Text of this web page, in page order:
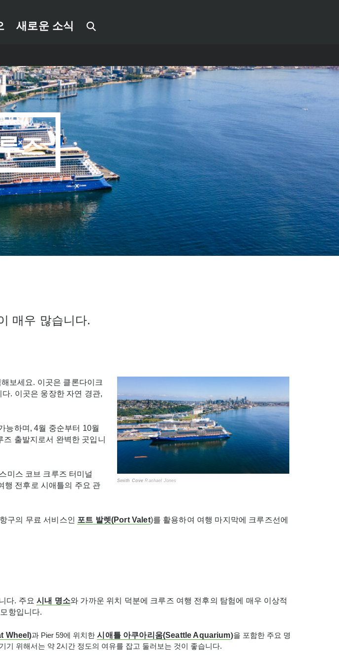
새로운 소식
즈
매우 많습니다.
Smith Cove Rachael Jones
보세요. 이곳은 클론다이크
. 이곳은 웅장한 자연 경관,
능하며, 4월 중순부터 10월
출발지로서 완벽한 곳입니
미스 코브 크루즈 터미널
행 전후로 시애틀의 주요 관
구의 무료 서비스인 포트 발렛(Port Valet)를 활용하여 여행 마지막에 크루즈선에
다. 주요시내 명소와 가까운 위치 덕분에 크루즈 여행 전후의 탐험에 매우 이상적
항입니다.
Wheel)과 Pier 59에 위치한시애틀 아쿠아리움(Seattle Aquarium)을 포함한 주요 명
위해서는 약 2시간 정도의 여유를 잡고 둘러보는 것이 좋습니다.